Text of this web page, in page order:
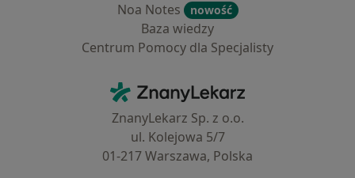
Noa Notes
nowość
Baza wiedzy
Centrum Pomocy dla Specjalisty
ZnanyLekarz - Strona główna
ZnanyLekarz Sp. z o.o.
ul. Kolejowa 5/7
01-217 Warszawa, Polska